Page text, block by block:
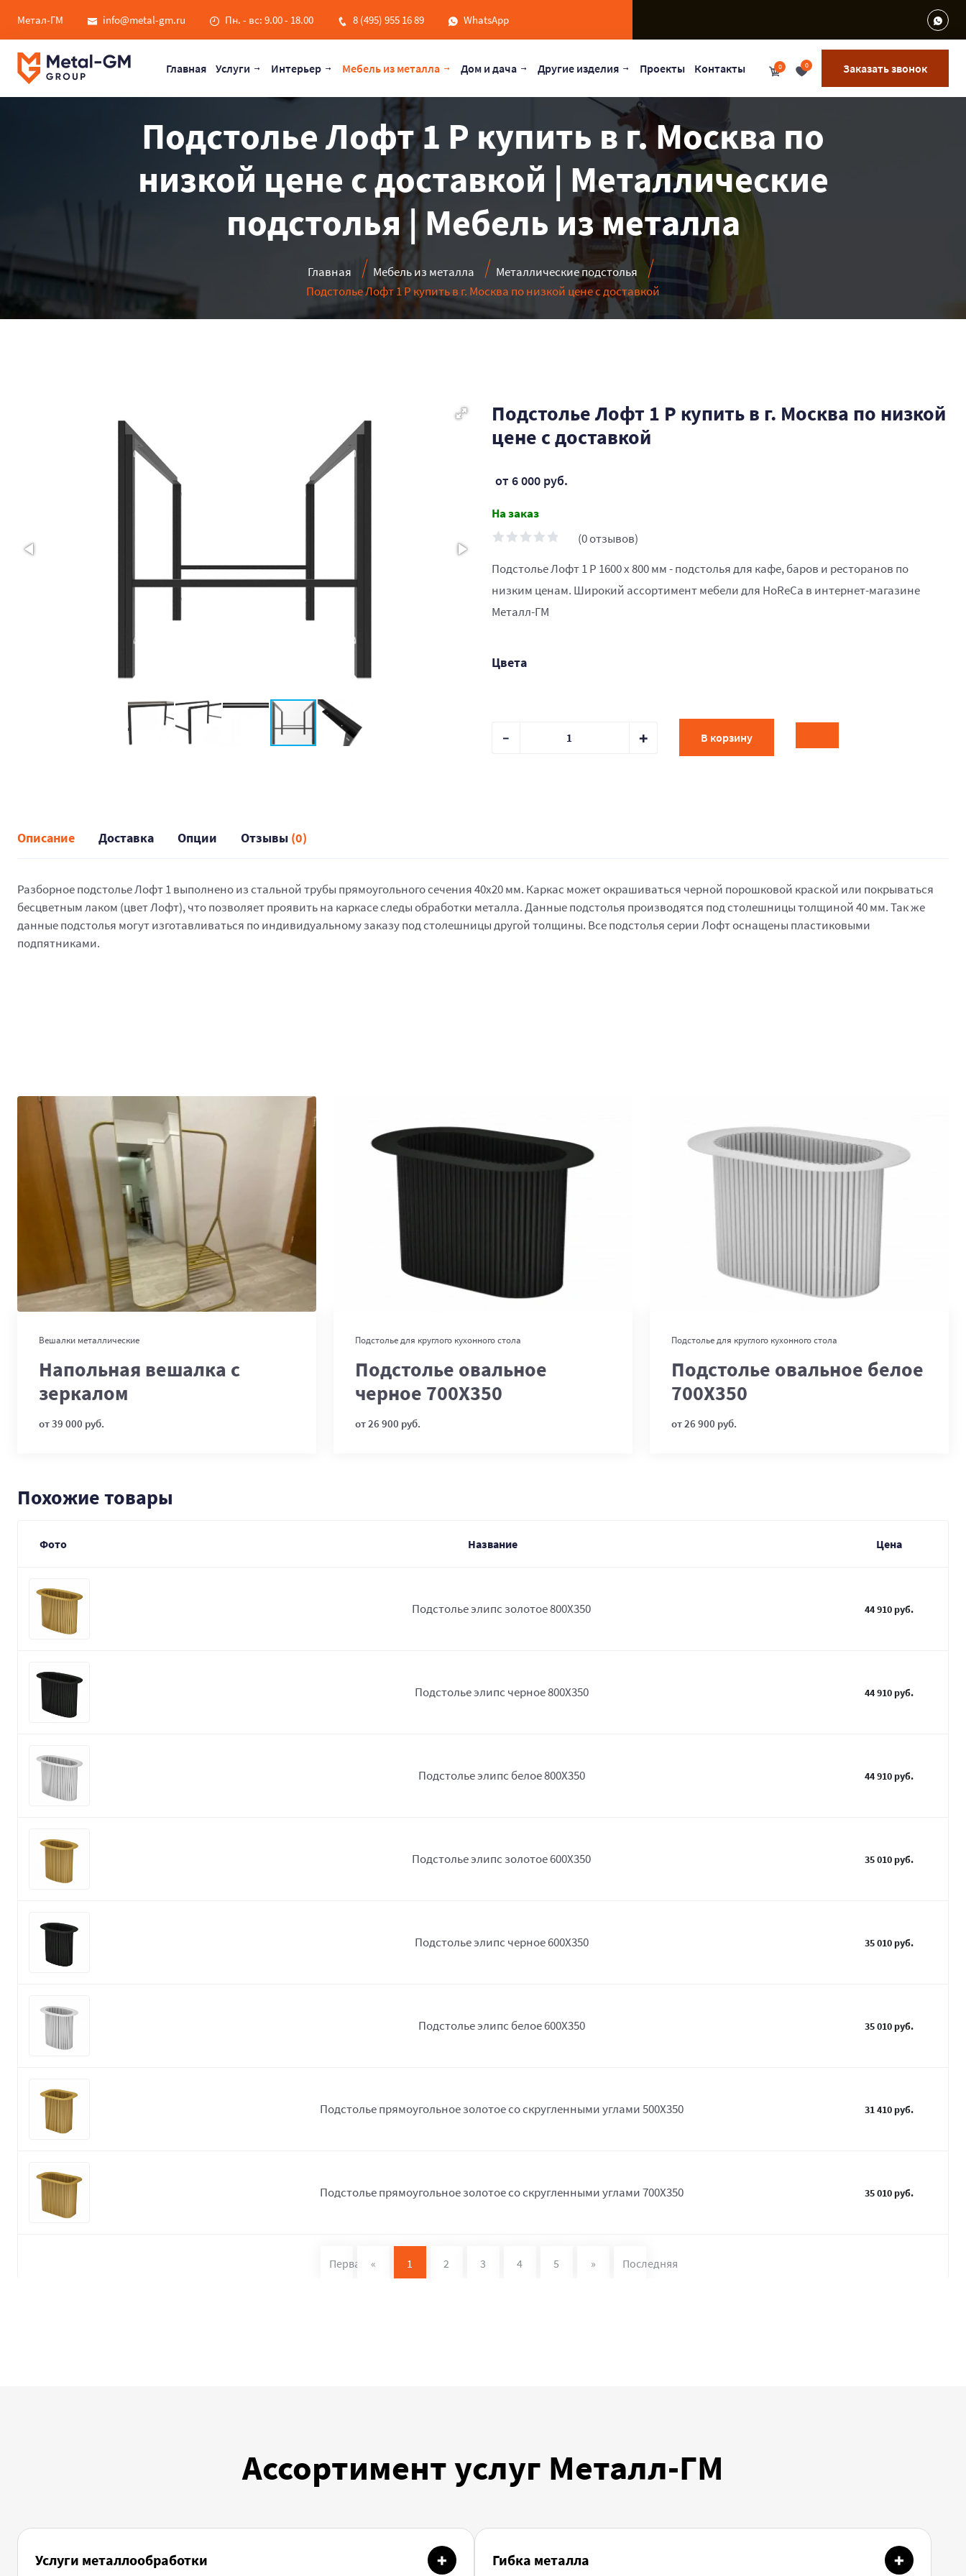
Метал-ГМ info@metal-gm.ru Пн. - вс: 9.00 - 18.00 8 (495) 955 16 89 WhatsApp
Главная Услуги Интерьер Мебель из металла Дом и дача Другие изделия Проекты Контакты 0 0 Заказать звонок
Подстолье Лофт 1 Р купить в г. Москва по
низкой цене с доставкой | Металлические
подстолья | Мебель из металла
Главная Мебель из металла
Металлические подстолья
Подстолье Лофт 1 Р купить в г. Москва по низкой цене с доставкой
Подстолье Лофт 1 Р купить в г. Москва по низкой
цене с доставкой
от 6 000 руб.
На заказ
(0 отзывов)
Подстолье Лофт 1 Р 1600 х 800 мм - подстолья для кафе, баров и ресторанов по
низким ценам. Широкий ассортимент мебели для HoReCa в интернет-магазине
Металл-ГМ
Цвета
В корзину
Описание Доставка Опции Отзывы (0)
Разборное подстолье Лофт 1 выполнено из стальной трубы прямоугольного сечения 40х20 мм. Каркас может окрашиваться черной порошковой краской или покрываться
бесцветным лаком (цвет Лофт), что позволяет проявить на каркасе следы обработки металла. Данные подстолья производятся под столешницы толщиной 40 мм. Так же
данные подстолья могут изготавливаться по индивидуальному заказу под столешницы другой толщины. Все подстолья серии Лофт оснащены пластиковыми
подпятниками.
Вешалки металлические
Напольная вешалка с
зеркалом
от 39 000 руб.
В корзину
Подстолье для круглого кухонного стола
Подстолье овальное
черное 700Х350
от 26 900 руб.
В корзину
Подстолье для круглого кухонного стола
Подстолье овальное белое
700Х350
от 26 900 руб.
Похожие товары
Фото Название Цена
Подстолье элипс золотое 800Х350 44 910 руб.
Подстолье элипс черное 800Х350 44 910 руб.
Подстолье элипс белое 800Х350 44 910 руб.
Подстолье элипс золотое 600Х350 35 010 руб.
Подстолье элипс черное 600Х350 35 010 руб.
Подстолье элипс белое 600Х350 35 010 руб.
Подстолье прямоугольное золотое со скругленными углами 500Х350 31 410 руб.
Подстолье прямоугольное золотое со скругленными углами 700Х350 35 010 руб.
Первая « 1 2 3 4 5 » Последняя
Ассортимент услуг Металл-ГМ
Услуги металлообработки Гибка металла